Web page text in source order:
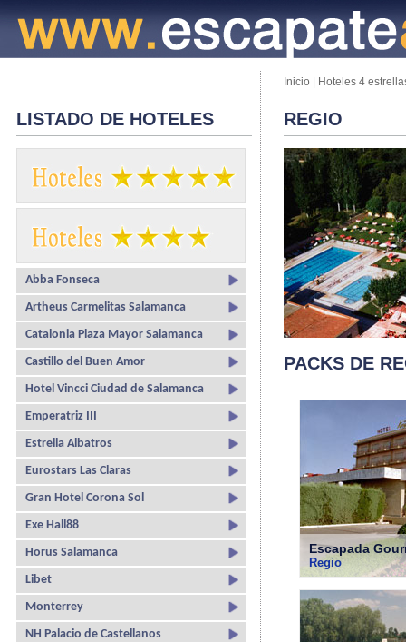
LISTADO DE HOTELES
Abba Fonseca
Artheus Carmelitas Salamanca
Catalonia Plaza Mayor Salamanca
Castillo del Buen Amor
Hotel Vincci Ciudad de Salamanca
Emperatriz III
Estrella Albatros
Eurostars Las Claras
Gran Hotel Corona Sol
Exe Hall88
Horus Salamanca
Libet
Monterrey
NH Palacio de Castellanos
Inicio Hoteles 4
REGIO
PACKS DE
Escapada
Regio